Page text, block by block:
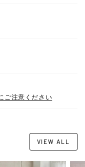
ご注意ください
VIEW ALL